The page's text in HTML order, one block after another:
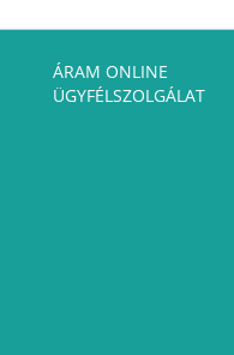
ÁRAM ONLINE
ÜGYFÉLSZOLGÁLAT